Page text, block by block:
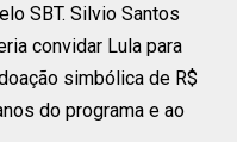
SBT. Silvio Santos
convidar Lula para
simbólica de R$
do programa e ao